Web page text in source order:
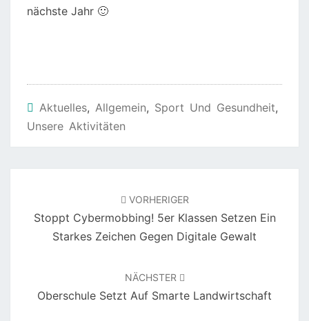
nächste Jahr 🙂
Aktuelles, Allgemein, Sport Und Gesundheit,
Unsere Aktivitäten
VORHERIGER
Stoppt Cybermobbing! 5er Klassen Setzen Ein
Starkes Zeichen Gegen Digitale Gewalt
NÄCHSTER
Oberschule Setzt Auf Smarte Landwirtschaft